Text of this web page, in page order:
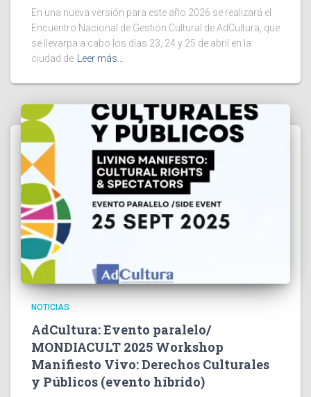
En una nueva versión para este año 2026 se realizará el
Encuentro Nacional de Gestión Cultural de AdCultura, que
se llevarpa a cabo los días 23, 24 y 25 de abril en la
ciudad de
Leer más…
NOTICIAS
AdCultura: Evento paralelo/
MONDIACULT 2025 Workshop
Manifiesto Vivo: Derechos Culturales
y Públicos (evento híbrido)